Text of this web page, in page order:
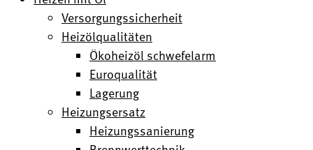
Versorgungssicherheit
Heizölqualitäten
Ökoheizöl schwefelarm
Euroqualität
Lagerung
Heizungsersatz
Heizungssanierung